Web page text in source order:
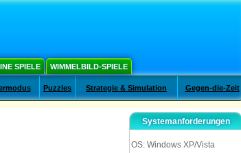
SPIELE WIMMELBILD-SPIELE
Puzzles Strategie & Simulation Gegen-die-Zeit
Systemanforderungen
OS: Windows XP/Vista